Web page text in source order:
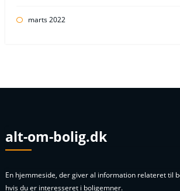
marts 2022
alt-om-bolig.dk
En hjemmeside, der giver al information relateret til
hvis du er interesseret i boligemner.